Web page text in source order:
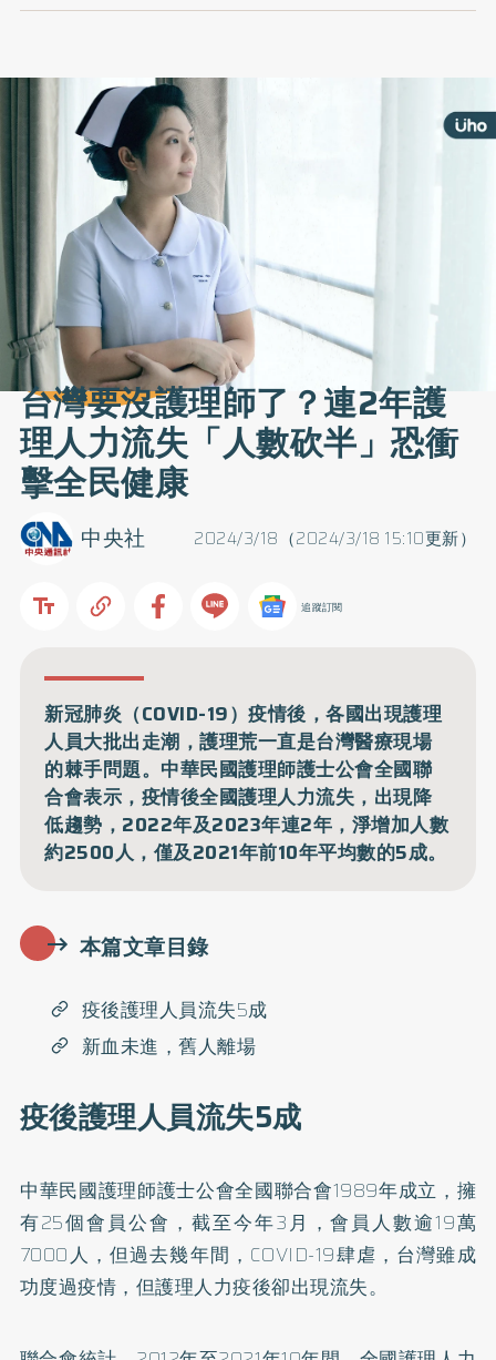
台灣要沒護理師了？連2年護
理人力流失「人數砍半」恐衝
擊全民健康
2024/3/18（2024/3/18 15:10更新）
中央社
追蹤訂閱
新冠肺炎（COVID-19）疫情後，各國出現護理
人員大批出走潮，護理荒一直是台灣醫療現場
的棘手問題。中華民國護理師護士公會全國聯
合會表示，疫情後全國護理人力流失，出現降
低趨勢，2022年及2023年連2年，淨增加人數
約2500人，僅及2021年前10年平均數的5成。
本篇文章目錄
疫後護理人員流失5成
新血未進，舊人離場
疫後護理人員流失5成
中華民國護理師護士公會全國聯合會1989年成立，擁
有25個會員公會，截至今年3月，會員人數逾19萬
7000人，但過去幾年間，COVID-19肆虐，台灣雖成
功度過疫情，但護理人力疫後卻出現流失。